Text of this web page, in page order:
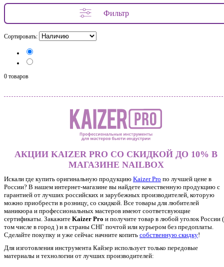
Фильтр
Сортировать:
0 товаров
АКЦИИ KAIZER PRO СО СКИДКОЙ ДО 10% В
МАГАЗИНЕ NAILBOX
Искали где купить оригинальную продукцию Kaizer Pro по лучшей цене в
России? В нашем интернет-магазине вы найдете качественную продукцию с
гарантией от лучших российских и зарубежных производителей, которую
можно приобрести в розницу, со скидкой. Все товары для любителей
маникюра и профессиональных мастеров имеют соответсвующие
сертификаты. Закажите Kaizer Pro и получите товар в любой уголок России
том числе в город ) и в страны СНГ почтой или курьером без предоплаты.
Сделайте покупку и уже сейчас начните копить собственную скидку!
Для изготовления инструмента Кайзер использует только передовые
материалы и технологии от лучших производителей: